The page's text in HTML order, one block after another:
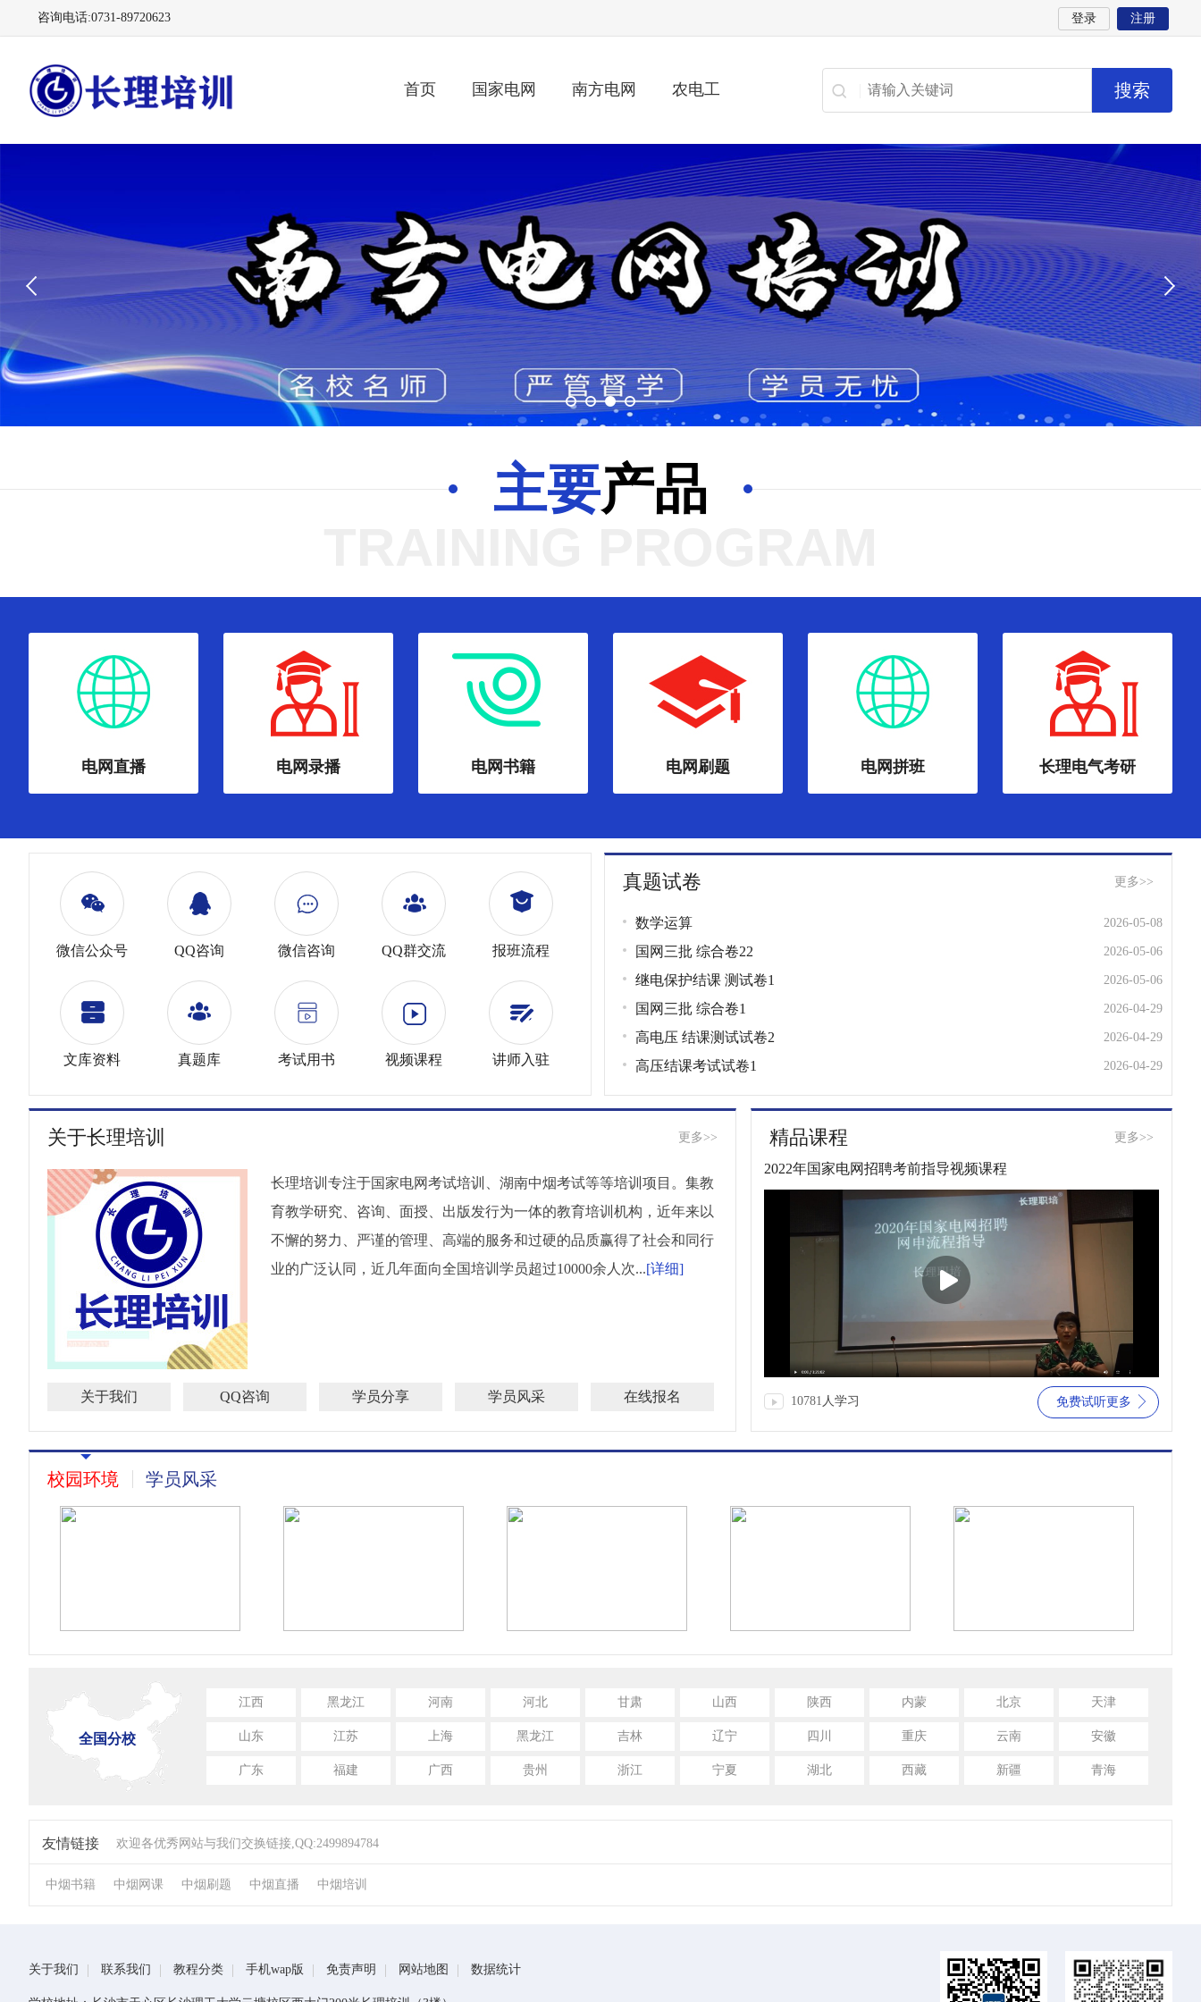
咨询电话:0731-89720623 登录 注册
供电所招聘培训
首页 国家电网 南方电网 农电工
主要产品
电网直播 电网录播 电网书籍 电网刷题 电网拼班 长理电气考研
微信公众号 QQ咨询 微信咨询 QQ群交流 报班流程
文库资料 真题库 考试用书 视频课程 讲师入驻
真题试卷 更多>>
2026-05-08
数学运算
2026-05-06
国网三批 综合卷22
2026-05-06
继电保护结课 测试卷1
2026-04-29
国网三批 综合卷1
2026-04-29
高电压 结课测试试卷2
2026-04-29
高压结课考试试卷1
2026-04-22
电气设备 结课考试综合试卷
关于长理培训 更多>>
长理培训专注于国家电网考试培训、湖南中烟考试等等培训项目。集教
育教学研究、咨询、面授、出版发行为一体的教育培训机构，近年来以
不懈的努力、严谨的管理、高端的服务和过硬的品质赢得了社会和同行
业的广泛认同，近几年面向全国培训学员超过10000余人次...[详细]
关于我们 QQ咨询 学员分享 学员风采 在线报名
精品课程 更多>>
2022年国家电网招聘考前指导视频课程
10781 人学习 免费试听更多
校园环境 学员风采
全国分校
江西 黑龙江 河南 河北 甘肃 山西 陕西 内蒙 北京 天津
山东 江苏 上海 黑龙江 吉林 辽宁 四川 重庆 云南 安徽
广东 福建 广西 贵州 浙江 宁夏 湖北 西藏 新疆 青海
友情链接 欢迎各优秀网站与我们交换链接,QQ:2499894784
中烟书籍 中烟网课 中烟刷题 中烟直播 中烟培训
关于我们 联系我们 教程分类 手机wap版 免责声明 网站地图 数据统计